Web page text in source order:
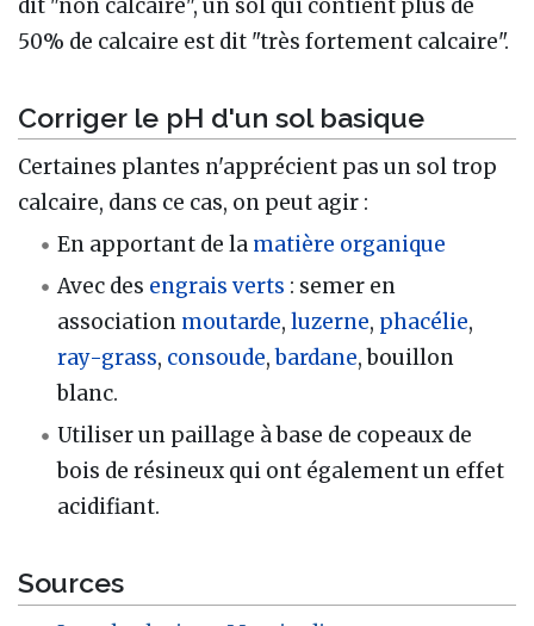
dit "non calcaire", un sol qui contient plus de
50% de calcaire est dit "très fortement calcaire".
Corriger le pH d'un sol basique
Certaines plantes n'apprécient pas un sol trop
calcaire, dans ce cas, on peut agir :
En apportant de la matière organique
Avec des engrais verts : semer en
association moutarde,luzerne, phacélie,
ray-grass, consoude,bardane, bouillon
blanc.
Utiliser un paillage à base de copeaux de
bois de résineux qui ont également un effet
acidifiant.
Sources